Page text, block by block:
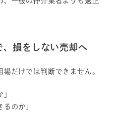
損をしない売却へ
だけでは判断できません。
るのか」